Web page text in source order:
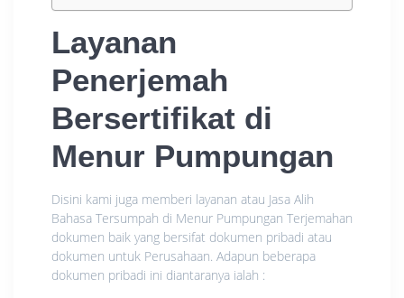
Layanan
Penerjemah
Bersertifikat di
Menur Pumpungan
Disini kami juga memberi layanan atau Jasa Alih
Bahasa Tersumpah di Menur Pumpungan Terjemahan
dokumen baik yang bersifat dokumen pribadi atau
dokumen untuk Perusahaan. Adapun beberapa
dokumen pribadi ini diantaranya ialah :